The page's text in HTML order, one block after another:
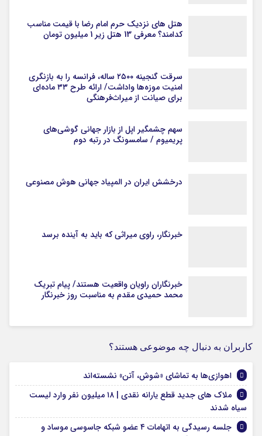
هتل های نزدیک حرم امام رضا با قیمت مناسب
کدامند؟ معرفی 13 هتل زیر 1 میلیون تومان
سرقت گنجینه ۲۵۰۰ ساله، فرانسه را به بازنگری
امنیت موزه‌ها واداشت/ ارائه طرح ۳۳ ماده‌ای
برای صیانت از میراث‌فرهنگی
سهم چشمگیر اپل از بازار جهانی گوشی‌های
پریمیوم / سامسونگ در رتبه دوم
درخشش ایران در المپیاد جهانی هوش مصنوعی
خبرنگار، راوی میراثی که باید به آینده برسد
خبرنگاران راویان واقعیت هستند/ پیام تبریک
محمد حمیدی مقدم به مناسبت روز خبرنگار
کاربران به دنبال چه موضوعی هستند؟
اهوازی‌ها به تماشای «شوش، آتن» نشسته‌اند
ملاک‌ های جدید قطع یارانه نقدی | ۱۸ میلیون نفر وارد لیست
سیاه شدند
جلسه رسیدگی به اتهامات ۴ عضو شبکه جاسوسی موساد و